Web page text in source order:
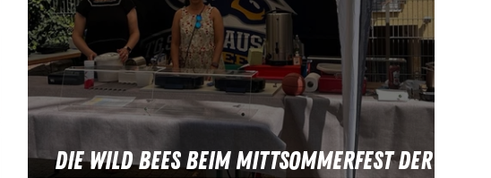
Die Wild Bees beim Mittsommerfest der